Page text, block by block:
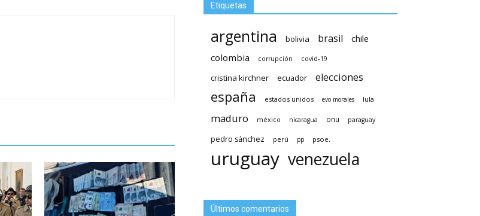
Etiquetas
argentina bolivia brasil
chile
colombia
corrupción covid-19
cristina kirchner ecuador elecciones
españa estados unidos evo morales lula
maduro méxico nicaragua onu paraguay
pedro sánchez perú pp psoe.
uruguay venezuela
Últimos comentarios